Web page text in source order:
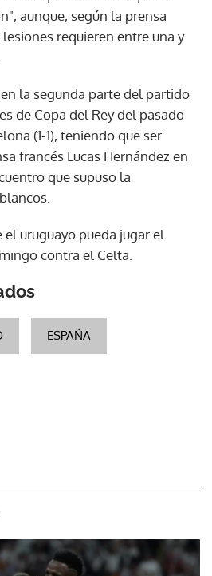
aunque, según la prensa
requieren entre una y
la segunda parte del partido
de Copa del Rey del pasado
(1-1), teniendo que ser
francés Lucas Hernández en
que supuso la
uruguayo pueda jugar el
contra el Celta.
ESPAÑA